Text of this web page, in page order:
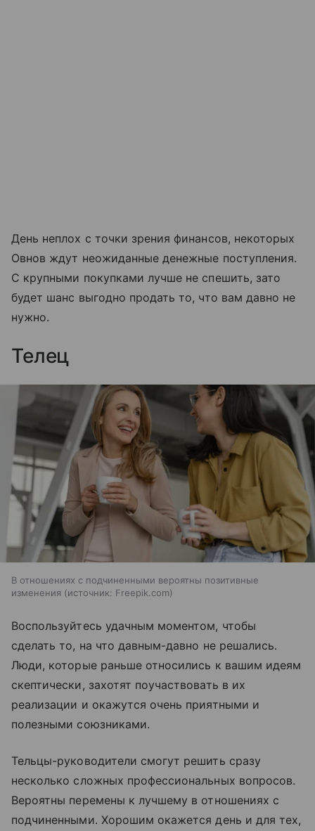
День неплох с точки зрения финансов, некоторых
Овнов ждут неожиданные денежные поступления.
С крупными покупками лучше не спешить, зато
будет шанс выгодно продать то, что вам давно не
нужно.
Телец
В отношениях с подчиненными вероятны позитивные
изменения
источник: Freepik.com
Воспользуйтесь удачным моментом, чтобы
сделать то, на что давным-давно не решались.
Люди, которые раньше относились к вашим идеям
скептически, захотят поучаствовать в их
реализации и окажутся очень приятными и
полезными союзниками.
Тельцы-руководители смогут решить сразу
несколько сложных профессиональных вопросов.
Вероятны перемены к лучшему в отношениях с
подчиненными. Хорошим окажется день и для тех,